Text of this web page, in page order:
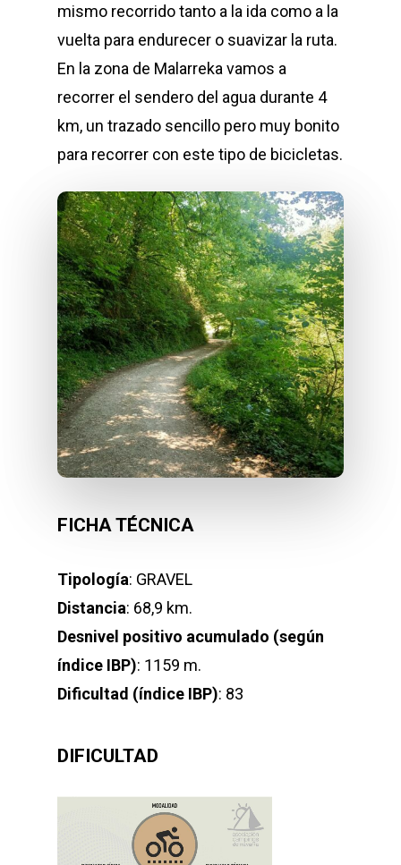
mismo recorrido tanto a la ida como a la
vuelta para endurecer o suavizar la ruta.
En la zona de Malarreka vamos a
recorrer el sendero del agua durante 4
km, un trazado sencillo pero muy bonito
para recorrer con este tipo de bicicletas.
FICHA TÉCNICA
Tipología: GRAVEL
Distancia: 68,9 km.
Desnivel positivo acumulado (según
índice IBP): 1159 m.
Dificultad (índice IBP): 83
DIFICULTAD